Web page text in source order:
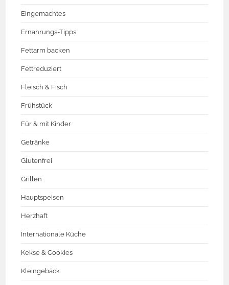
Eingemachtes
Ernährungs-Tipps
Fettarm backen
Fettreduziert
Fleisch & Fisch
Frühstück
Für & mit Kinder
Getränke
Glutenfrei
Grillen
Hauptspeisen
Herzhaft
Internationale Küche
Kekse & Cookies
Kleingebäck